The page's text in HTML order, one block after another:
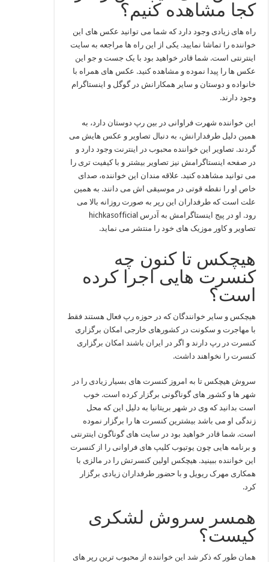
کجا مشاهده کنیم؟
راه های زیادی وجود دارد که شما می توانید عکس های این
خواننده را تماشا نمایید. یکی از این راه ها مراجعه به سایت
اینترنتی است. شما قادر خواهید بود با یک جست و جو این
عکس ها را پیدا نموده و مشاهده کنید. عکس های همراه با
خانواده و دوستان و سایر همکارانش در گوگل و اینستاگرام
وجود دارند.
این خواننده شهرت فراوانی در بین رپ دوستان دارد، به
همين دلیل طرفدارانش، به دنبال تصاویر و عکس هایش می
گردند. تصاویر این خواننده محبوب در اینترنت وجود دارد و
در صفحه اینستاگرامش نیز تصاویر بیشتر و با کیفیت تری را
می توانید مشاهده کنید. علاقه مندان این خواننده، صدای
خاص او را نقطه قوتی در موسیقی اش می دانند. به همین
علت است که طرفداران این رپر به صورت روزانه بالا می
رود. او در پیج اینستاگرامش به آدرس hichkasofficial
تصاویر و کاور موزیک های خود را منتشر می نماید.
هیچکس تا کنون چه
کنسرت هایی اجرا کرده
است؟
هیچکس و سایر خوانندگان که در حوزه رپ فعال هستند فقط
با مهاجرت و سکونت در کشورهای خارجی امکان برگزاری
کنسرت در رپ دارند و اگر در ایران باشند امکان برگزاری
کنسرت را نخواهند داشت.
سروش هیچکس تا به امروز کنسرت های بسیار زیادی را در
شهر ها و کشور های گوناگونی برگزار کرده است. خوب
است بدانید که وی در شهر بریتانیا به دلیل این که محل
زندگی او می باشد بیشترین کنسرت ها را برگزار نموده
است. شما قادر خواهید بود در سایت های گوناگون اینترنتی
و برنامه هایی چون یوتیوب کلیپ های فراوانی را از کنسرت
این خواننده ببینید. هیچکس اولین کنسرتش را در مالزی با
همکاری مهرک ریویل و با حضور طرفداران زیادی برگزار
کرد.
همسر سروش لشکری
کیست؟
همان طور که ذکر شد این خواننده از محبوب ترین رپر های